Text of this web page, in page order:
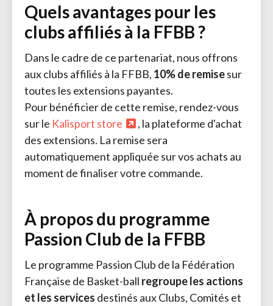
Quels avantages pour les
clubs affiliés à la FFBB ?
Dans le cadre de ce partenariat, nous offrons
aux clubs affiliés à la FFBB, 10% de remisesur
toutes les extensions payantes.
Pour bénéficier de cette remise, rendez-vous
sur le Kalisport store
, la plateforme d'achat
des extensions. La remise sera
automatiquement appliquée sur vos achats au
moment de finaliser votre commande.
À propos du programme
Passion Club de la FFBB
Le programme Passion Club de la Fédération
Française de Basket-ball regroupe les actions
et les services destinés aux Clubs, Comités et